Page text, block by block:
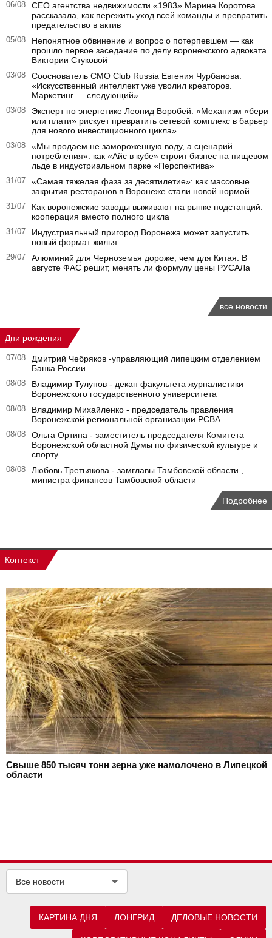
06/08
CEO агентства недвижимости «1983» Марина Коротова
рассказала, как пережить уход всей команды и превратить
предательство в актив
05/08
Непонятное обвинение и вопрос о потерпевшем — как
прошло первое заседание по делу воронежского адвоката
Виктории Стуковой
03/08
Сооснователь CMO Club Russia Евгения Чурбанова:
«Искусственный интеллект уже уволил креаторов.
Маркетинг — следующий»
03/08
Эксперт по энергетике Леонид Воробей: «Механизм «бери
или плати» рискует превратить сетевой комплекс в барьер
для нового инвестиционного цикла»
03/08
«Мы продаем не замороженную воду, а сценарий
потребления»: как «Айс в кубе» строит бизнес на пищевом
льде в индустриальном парке «Перспектива»
31/07
«Самая тяжелая фаза за десятилетие»: как массовые
закрытия ресторанов в Воронеже стали новой нормой
31/07
Как воронежские заводы выживают на рынке подстанций:
кооперация вместо полного цикла
31/07
Индустриальный пригород Воронежа может запустить
новый формат жилья
29/07
Алюминий для Черноземья дороже, чем для Китая. В
августе ФАС решит, менять ли формулу цены РУСАЛа
все новости
Дни рождения
07/08
Дмитрий Чебряков -управляющий липецким отделением
Банка России
08/08
Владимир Тулупов - декан факультета журналистики
Воронежского государственного университета
08/08
Владимир Михайленко - председатель правления
Воронежской региональной организации РСВА
08/08
Ольга Ортина - заместитель председателя Комитета
Воронежской областной Думы по физической культуре и
спорту
08/08
Любовь Третьякова - замглавы Тамбовской области ,
министра финансов Тамбовской области
Подробнее
Контекст
Свыше 850 тысяч тонн зерна уже намолочено в Липецкой
области
Все новости
КАРТИНА ДНЯ ЛОНГРИД ДЕЛОВЫЕ НОВОСТИ